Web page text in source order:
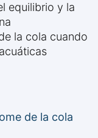
equilibrio y la
la cola cuando
de la cola